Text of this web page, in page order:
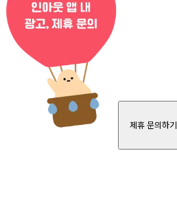
제휴 문의하기